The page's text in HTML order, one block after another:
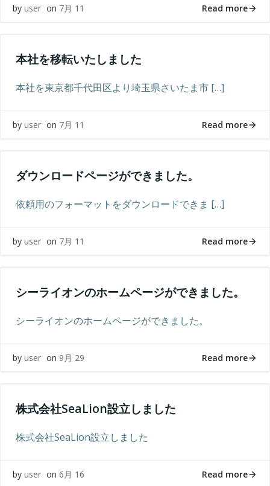
by user on 7月 11 Read more
本社を移転いたしました
本社を東京都千代田区より埼玉県さいたま市 […]
by user on 7月 11 Read more
ダウンロードページができました。
依頼用のフォーマットをダウンロードできま […]
by user on 7月 11 Read more
シーライオンのホームページができました。
シーライオンのホームページができました。
by user on 9月 29 Read more
株式会社SeaLion設立しました
株式会社SeaLion設立しました
by user on 6月 16 Read more